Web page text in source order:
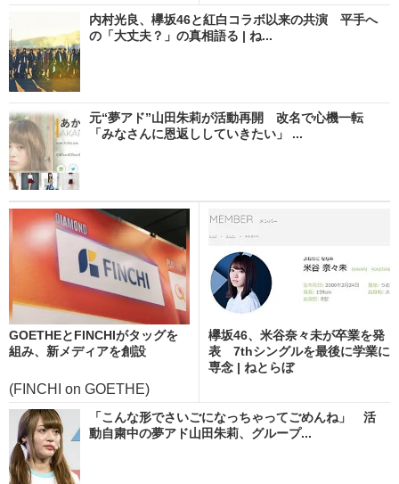
内村光良、欅坂46と紅白コラボ以来の共演 平手へ
の「大丈夫？」の真相語る | ね...
元“夢アド”山田朱莉が活動再開 改名で心機一転
「みなさんに恩返ししていきたい」 ...
GOETHEとFINCHIがタッグを
組み、新メディアを創設
(FINCHI on GOETHE)
欅坂46、米谷奈々未が卒業を発
表 7thシングルを最後に学業に
専念 | ねとらぼ
「こんな形でさいごになっちゃってごめんね」 活
動自粛中の夢アド山田朱莉、グループ...